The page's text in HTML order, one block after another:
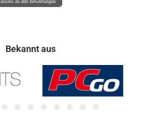
Bekannt aus